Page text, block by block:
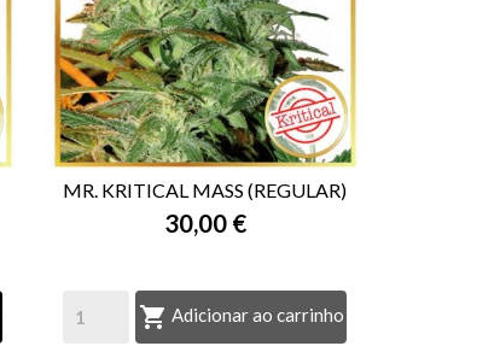
VISTA RÁPIDA
MR. KRITICAL MASS (REGULAR)
30,00 €
 Adicionar ao carrinho